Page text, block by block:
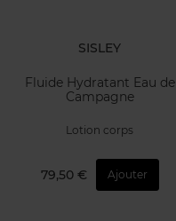
SISLEY
Fluide Hydratant Eau de
Campagne
Lotion corps
79,50 € Ajouter